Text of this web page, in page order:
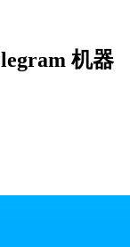
机器